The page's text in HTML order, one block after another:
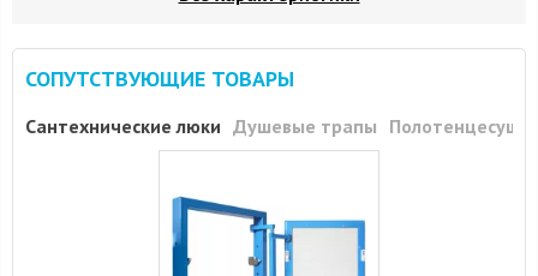
СОПУТСТВУЮЩИЕ ТОВАРЫ
Сантехнические люки Душевые трапы